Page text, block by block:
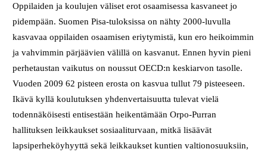
Oppilaiden ja koulujen väliset erot osaamisessa kasvaneet jo
pidempään. Suomen Pisa-tuloksissa on nähty 2000-luvulla
kasvavaa oppilaiden osaamisen eriytymistä, kun ero heikoimmin
ja vahvimmin pärjäävien välillä on kasvanut. Ennen hyvin pieni
perhetaustan vaikutus on noussut OECD:n keskiarvon tasolle.
Vuoden 2009 62 pisteen erosta on kasvua tullut 79 pisteeseen.
Ikävä kyllä koulutuksen yhdenvertaisuutta tulevat vielä
todennäköisesti entisestään heikentämään Orpo-Purran
hallituksen leikkaukset sosiaaliturvaan, mitkä lisäävät
lapsiperheköyhyyttä sekä leikkaukset kuntien valtionosuuksiin,